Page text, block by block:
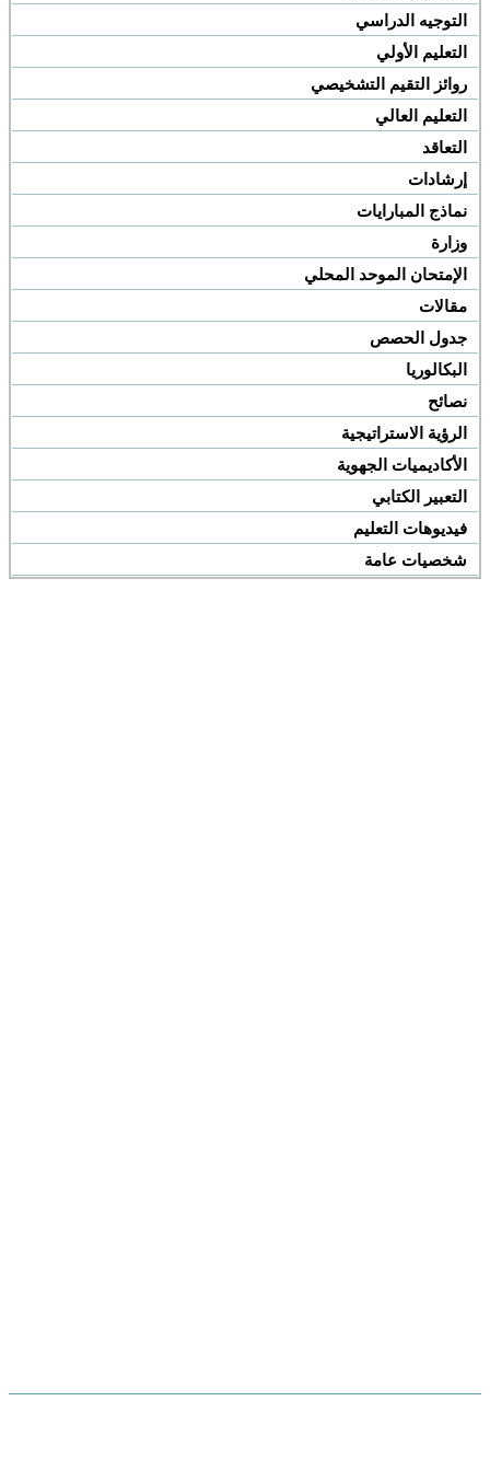
التوجيه الدراسي
التعليم الأولي
روائز التقيم التشخيصي
التعليم العالي
التعاقد
إرشادات
نماذج المبارايات
وزارة
الإمتحان الموحد المحلي
مقالات
جدول الحصص
البكالوريا
نصائح
الرؤية الاستراتيجية
الأكاديميات الجهوية
التعبير الكتابي
فيديوهات التعليم
شخصيات عامة